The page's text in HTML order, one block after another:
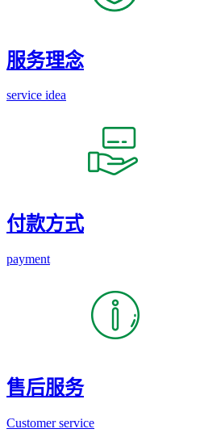
服务理念
service idea
付款方式
payment
售后服务
Customer service